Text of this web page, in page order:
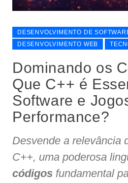
DESENVOLVIMENTO DE
DESENVOLVIMENTO WEB
Dominando os
Que C++ é
Software e
Performance?
Desvende a relevância
C++, uma poderosa
códigos fundamental